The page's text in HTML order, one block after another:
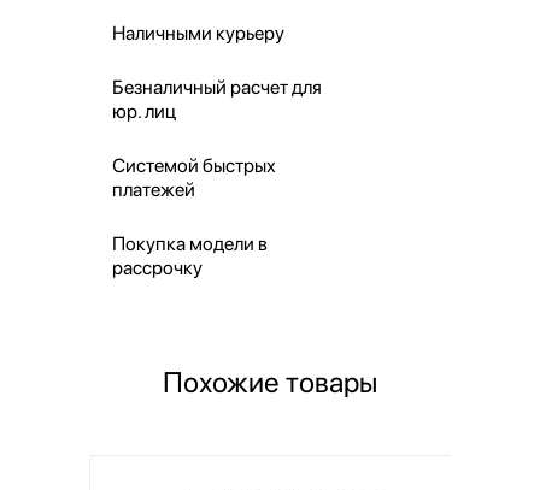
Наличными курьеру
Безналичный расчет для
юр. лиц
Системой быстрых
платежей
Покупка модели в
рассрочку
Похожие товары